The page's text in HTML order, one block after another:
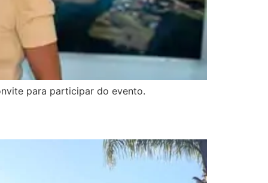
para participar do evento.